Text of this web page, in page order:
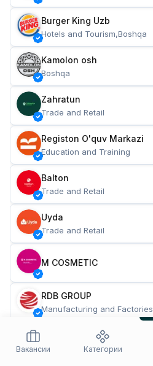
Burger King Uzb
Hotels and Tourism,Boshqa
Kamolon osh
Boshqa
Zahratun
Trade and Retail
Registon O'quv Markazi
Education and Training
Balton
Trade and Retail
Uyda
Trade and Retail
M COSMETIC
RDB GROUP
Manufacturing and Factories
Restaurants and Fast Food
Вакансии
Категории